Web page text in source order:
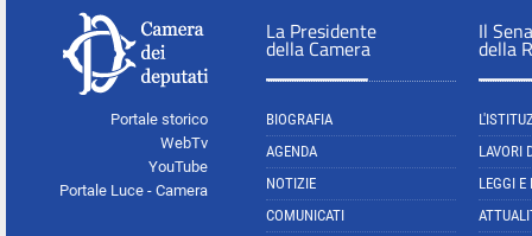
Portale storico
WebTv
YouTube
Portale Luce - Camera
La Presidente
della Camera
BIOGRAFIA
AGENDA
NOTIZIE
COMUNICATI
Il
della
LAVORI
LEGGI E